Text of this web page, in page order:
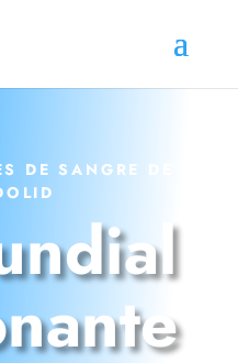
DE SANGRE DE